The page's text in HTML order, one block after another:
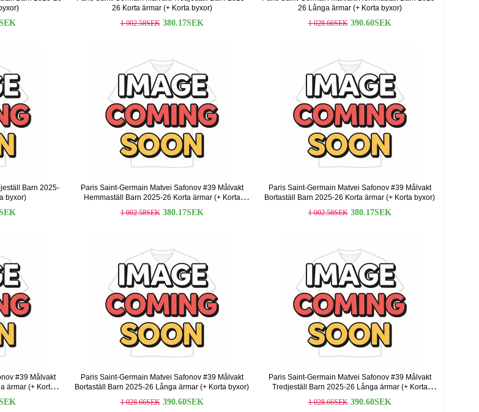
26 Korta ärmar (+ Korta byxor)
1 002.58SEK 380.17SEK
26 Långa ärmar (+ Korta byxor)
1 028.66SEK 390.60SEK
Barn 2025-
byxor)
Paris Saint-Germain Matvei Safonov #39 Målvakt
Hemmaställ Barn 2025-26 Korta ärmar (+ Korta
byxor)
1 002.58SEK 380.17SEK
Paris Saint-Germain Matvei Safonov #39 Målvakt
Bortaställ Barn 2025-26 Korta ärmar (+ Korta byxor)
1 002.58SEK 380.17SEK
#39 Målvakt
ärmar (+ Korta
Paris Saint-Germain Matvei Safonov #39 Målvakt
Bortaställ Barn 2025-26 Långa ärmar (+ Korta byxor)
1 028.66SEK 390.60SEK
Paris Saint-Germain Matvei Safonov #39 Målvakt
Tredjeställ Barn 2025-26 Långa ärmar (+ Korta
byxor)
1 028.66SEK 390.60SEK